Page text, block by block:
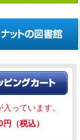
コ
っています。
（税込）